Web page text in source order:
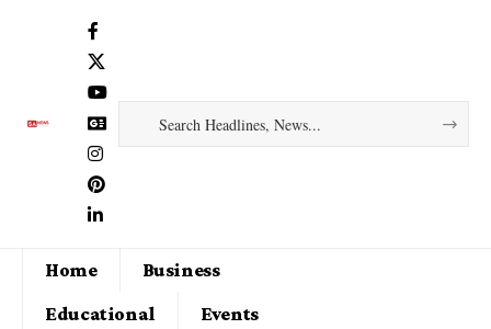
Home
Business
Educational
Events